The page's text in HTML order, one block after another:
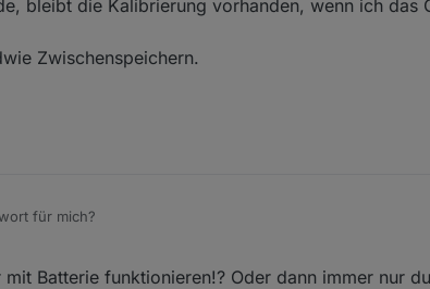
bleibt die Kalibrierung vorhanden, wenn ich das
Zwischenspeichern.
für mich?
Batterie funktionieren!? Oder dann immer nur